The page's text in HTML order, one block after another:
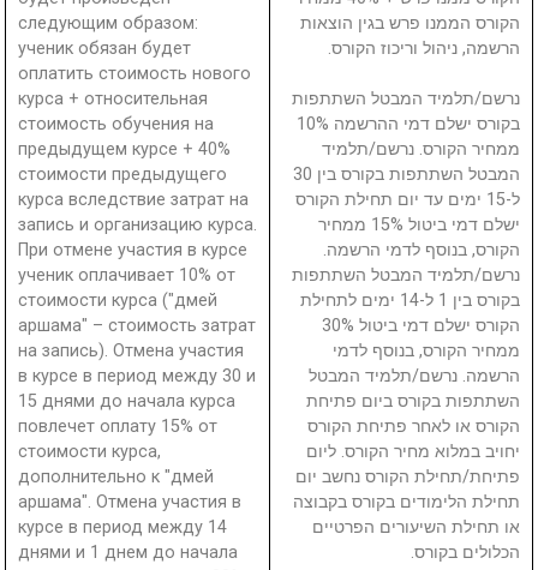
следующим образом:
ученик обязан будет
оплатить стоимость нового
курса + относительная
стоимость обучения на
предыдущем курсе + 40%
стоимости предыдущего
курса вследствие затрат на
запись и организацию курса.
При отмене участия в курсе
ученик оплачивает 10% от
стоимости курса ("дмей
аршама" – стоимость затрат
на запись). Отмена участия
в курсе в период между 30 и
15 днями до начала курса
повлечет оплату 15% от
стоимости курса,
дополнительно к "дмей
аршама". Отмена участия в
курсе в период между 14
днями и 1 днем до начала
הקורס הממנו פרש בגין הוצאות
הרשמה, ניהול וריכוז הקורס.
נרשם/תלמיד המבטל השתתפות
בקורס ישלם דמי ההרשמה 10%
ממחיר הקורס. נרשם/תלמיד
המבטל השתתפות בקורס בין 30
ל-15 ימים עד יום תחילת הקורס
ישלם דמי ביטול 15% ממחיר
הקורס, בנוסף לדמי הרשמה.
נרשם/תלמיד המבטל השתתפות
בקורס בין 1 ל-14 ימים לתחילת
הקורס ישלם דמי ביטול 30%
ממחיר הקורס, בנוסף לדמי
הרשמה. נרשם/תלמיד המבטל
השתתפות בקורס ביום פתיחת
הקורס או לאחר פתיחת הקורס
יחויב במלוא מחיר הקורס. ליום
פתיחת/תחילת הקורס נחשב יום
תחילת הלימודים בקורס בקבוצה
או תחילת השיעורים הפרטיים
הכלולים בקורס.